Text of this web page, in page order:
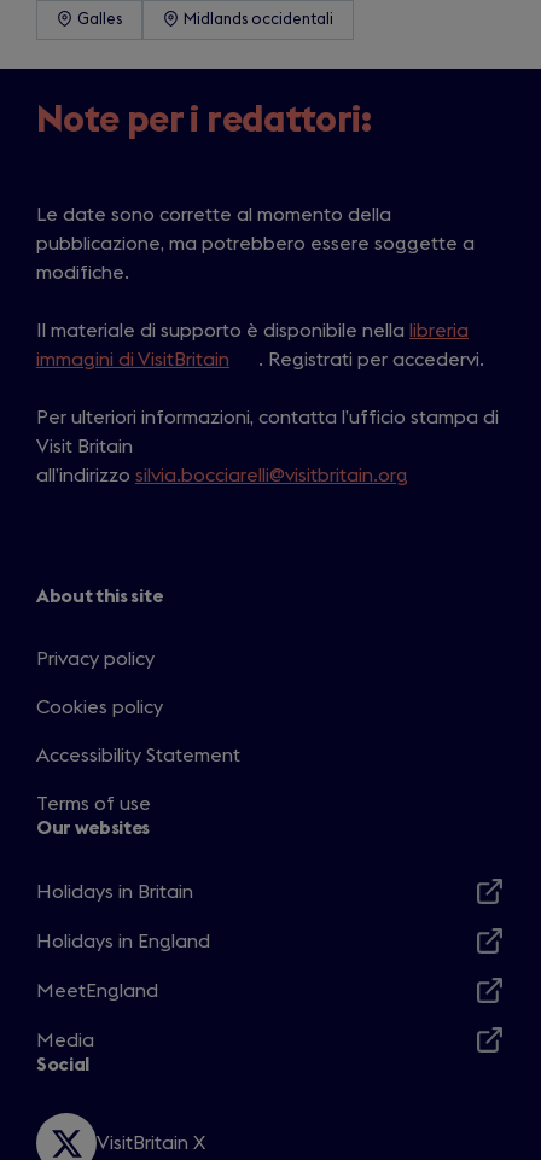
Galles Midlands occidentali
Note per i redattori:
Le date sono corrette al momento della
pubblicazione, ma potrebbero essere soggette a
modifiche.
Il materiale di supporto è disponibile nella libreria
immagini di VisitBritain
p
n
b
. Registrati per accedervi.
Per ulteriori informazioni, contatta l’ufficio stampa di
Visit Britain
all’indirizzo silvia.bocciarelli@visitbritain.org
About this site
Privacy policy
Cookies policy
Accessibility Statement
Terms of use
Our websites
Holidays in Britain
in
new
Holidays in England
in
new
window
MeetEngland
in
a
window
Media
Opens
new
Social
VisitBritain X
Opens